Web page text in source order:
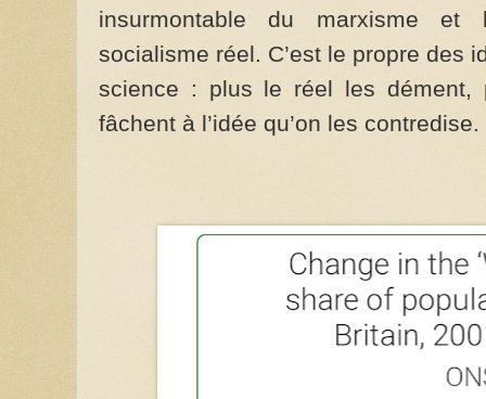
insurmontable du marxisme et
socialisme réel. C’est le propre des
science : plus le réel les
fâchent à l’idée qu’on les contredise.